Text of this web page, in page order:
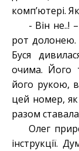
комп’ютері.
- Він не..!
рот долонею.
Буся
очима. Його
його рукою,
цей номер,
разом
Олег
інструкції.